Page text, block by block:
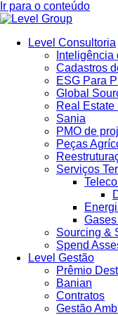
Ir para o conteúdo
Level Consultoria
Inteligência
Cadastros
ESG Para
Global
Real
Sania
PMO de
Peças
Serviços
Sourcing &
Spend
Level Gestão
Prêmio
Banian
Contratos
Gestão